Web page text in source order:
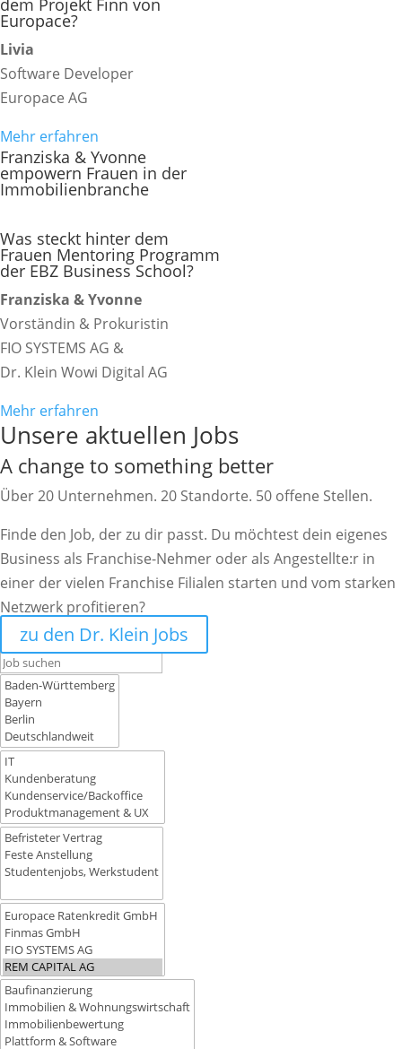
dem Projekt Finn von
Europace?
Livia
Software Developer
Europace AG
Mehr erfahren
Franziska & Yvonne
empowern Frauen in der
Immobilienbranche
Was steckt hinter dem
Frauen Mentoring Programm
der EBZ Business School?
Franziska & Yvonne
Vorständin & Prokuristin
FIO SYSTEMS AG &
Dr. Klein Wowi Digital AG
Mehr erfahren
Unsere aktuellen Jobs
A change to something better
Über 20 Unternehmen. 20 Standorte. 50 offene Stellen.
Finde den Job, der zu dir passt. Du möchtest dein eigenes
Business als Franchise-Nehmer oder als Angestellte:r in
einer der vielen Franchise Filialen starten und vom starken
Netzwerk profitieren?
zu den Dr. Klein Jobs